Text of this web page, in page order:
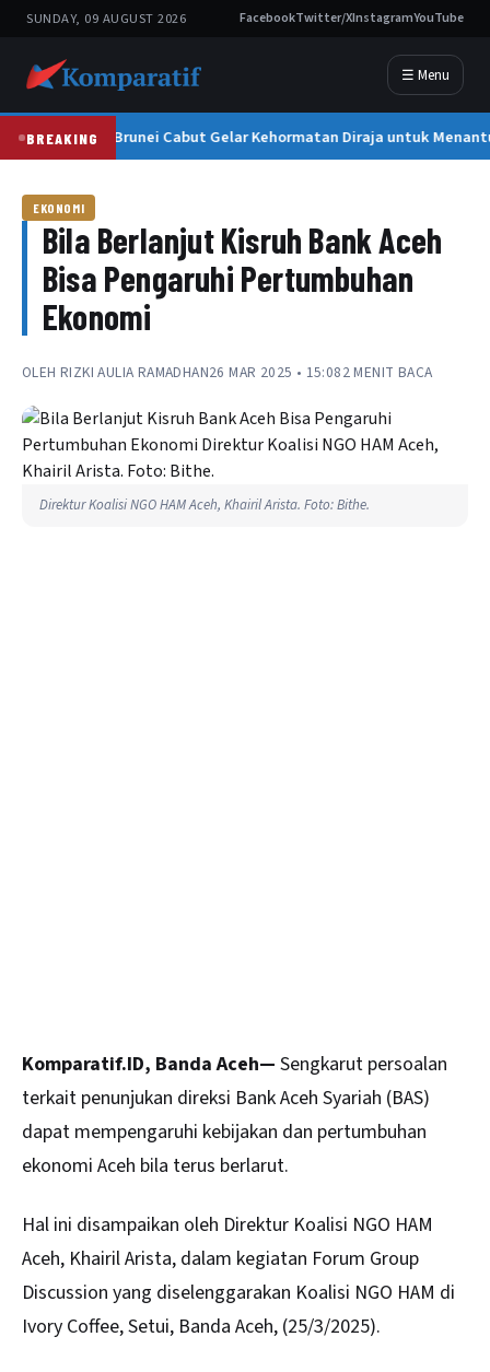
SUNDAY, 09 AUGUST 2026 FacebookTwitter/XInstagramYouTube
☰ Menu
BREAKINGSultan Brunei Cabut Gelar Kehormatan Diraja untuk
EKONOMI
Bila Berlanjut Kisruh Bank Aceh
Bisa Pengaruhi Pertumbuhan
Ekonomi
OLEH RIZKI AULIA RAMADHAN26 MAR 2025 • 15:082 MENIT BACA
Direktur Koalisi NGO HAM Aceh, Khairil Arista. Foto: Bithe.
Komparatif.ID, Banda Aceh— Sengkarut persoalan
terkait penunjukan direksi Bank Aceh Syariah (BAS)
dapat mempengaruhi kebijakan dan pertumbuhan
ekonomi Aceh bila terus berlarut.
Hal ini disampaikan oleh Direktur Koalisi NGO HAM
Aceh, Khairil Arista, dalam kegiatan Forum Group
Discussion yang diselenggarakan Koalisi NGO HAM di
Ivory Coffee, Setui, Banda Aceh, (25/3/2025).